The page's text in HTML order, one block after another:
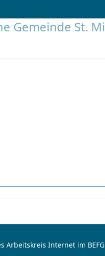
Internet im BEFG